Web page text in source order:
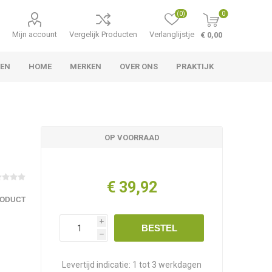
Mijn account Vergelijk Producten Verlanglijstje
(0) 0
€ 0,00
HOME MERKEN OVER ONS PRAKTIJK
OP VOORRAAD
€ 39,92
i
h
BESTEL
Levertijd indicatie: 1 tot 3 werkdagen